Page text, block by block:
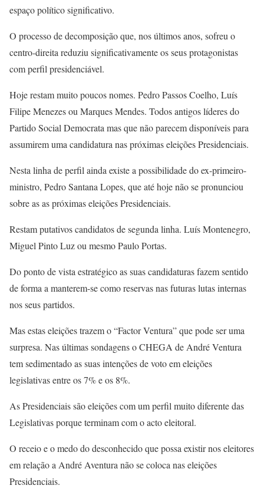
espaço político significativo.
O processo de decomposição que, nos últimos anos, sofreu o
centro-direita reduziu significativamente os seus protagonistas
com perfil presidenciável.
Hoje restam muito poucos nomes. Pedro Passos Coelho, Luís
Filipe Menezes ou Marques Mendes. Todos antigos líderes do
Partido Social Democrata mas que não parecem disponíveis para
assumirem uma candidatura nas próximas eleições Presidenciais.
Nesta linha de perfil ainda existe a possibilidade do ex-primeiro-
ministro, Pedro Santana Lopes, que até hoje não se pronunciou
sobre as as próximas eleições Presidenciais.
Restam putativos candidatos de segunda linha. Luís Montenegro,
Miguel Pinto Luz ou mesmo Paulo Portas.
Do ponto de vista estratégico as suas candidaturas fazem sentido
de forma a manterem-se como reservas nas futuras lutas internas
nos seus partidos.
Mas estas eleições trazem o “Factor Ventura” que pode ser uma
surpresa. Nas últimas sondagens o CHEGA de André Ventura
tem sedimentado as suas intenções de voto em eleições
legislativas entre os 7% e os 8%.
As Presidenciais são eleições com um perfil muito diferente das
Legislativas porque terminam com o acto eleitoral.
O receio e o medo do desconhecido que possa existir nos eleitores
em relação a André Aventura não se coloca nas eleições
Presidenciais.